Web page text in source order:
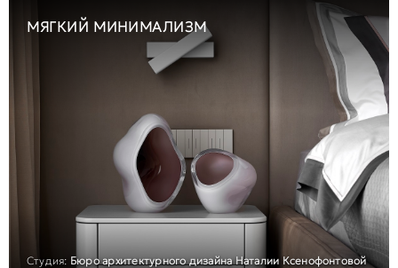
МЯГКИЙ МИНИМАЛИЗМ
Студия: Бюро архитектурного дизайна Наталии Ксенофонтовой